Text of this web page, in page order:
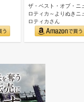
ザ・ベスト・オブ・ニ
ロティカ～よりぬきニ
ロティカさん